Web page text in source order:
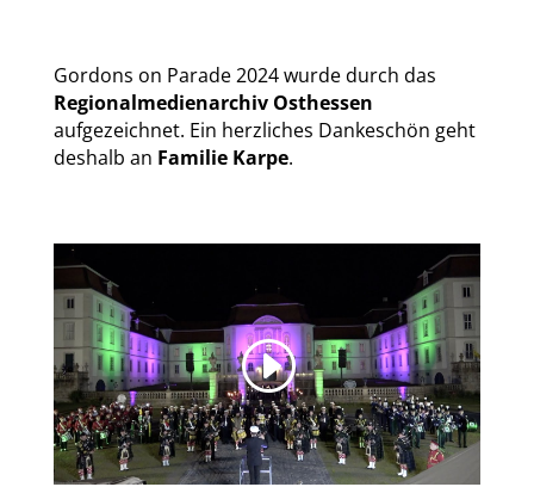
Gordons on Parade 2024 wurde durch das
Regionalmedienarchiv Osthessen
aufgezeichnet. Ein herzliches Dankeschön geht
deshalb an Familie Karpe.